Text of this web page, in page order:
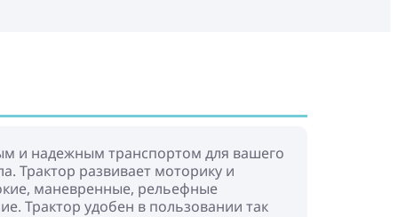
и надежным транспортом для вашего
Трактор развивает моторику и
маневренные, рельефные
Трактор удобен в пользовании так